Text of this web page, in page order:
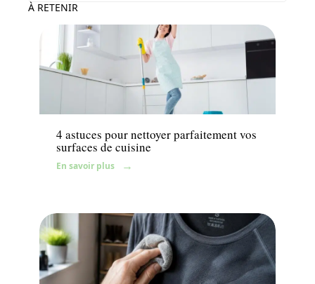
À RETENIR
4 astuces pour nettoyer parfaitement vos
surfaces de cuisine
En savoir plus